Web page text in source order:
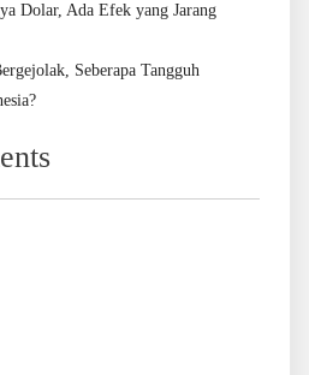
Dolar, Ada Efek yang Jarang
Seberapa Tangguh